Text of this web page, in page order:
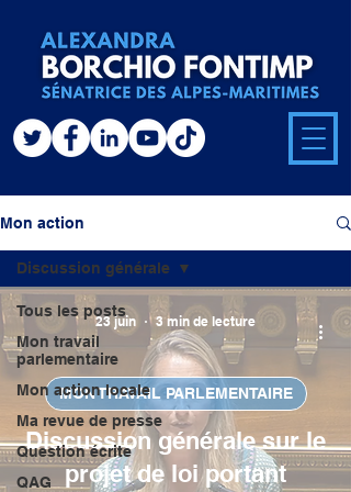
Mon action
Tous les posts
Mon travail
parlementaire
Mon action locale
Ma revue de presse
Question écrite
QAG
Discussion générale
Discussion générale sur le
projet de loi portant
MON TRAVAIL PARLEMENTAIRE
23 juin 3 min de lecture